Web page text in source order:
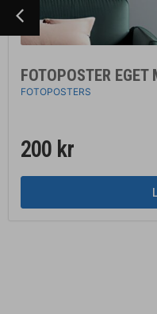
FOTOPOSTER EGET
FOTOPOSTERS
200 kr